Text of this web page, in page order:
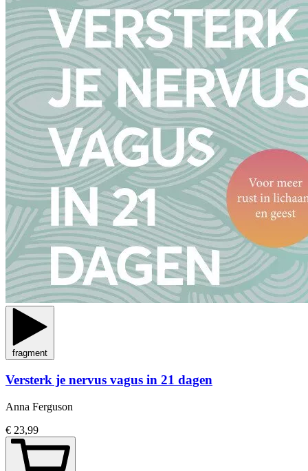
fragment
Versterk je nervus vagus in 21 dagen
Anna Ferguson
€ 23,99